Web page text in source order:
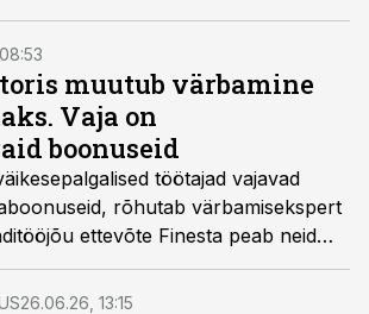
patendivaidlusest välja võitjana.
muutub värbamine
Vaja on
boonuseid
töötajad vajavad
rõhutab värbamisekspert
ettevõte Finesta peab neid
kus lihtsama töö
jääb teistele tööstusharudele alla.
26.06.26, 13:15